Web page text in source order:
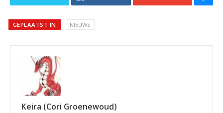
GEPLAATST IN NIEUWS
Keira (Cori Groenewoud)